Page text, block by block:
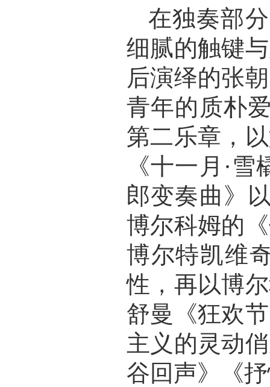
在独奏部分
细腻的触键
后演绎的张
青年的质朴
第二乐章，
《十一月·
郎变奏曲》
博尔科姆的
博尔特凯维
性，再以博
舒曼《狂欢
主义的灵动
谷回声》《